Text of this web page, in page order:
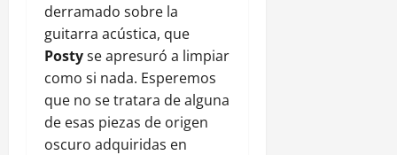
derramado sobre la
guitarra acústica, que
Postyse apresuró a limpiar
como si nada. Esperemos
que no se tratara de alguna
de esas piezas de origen
oscuro adquiridas en